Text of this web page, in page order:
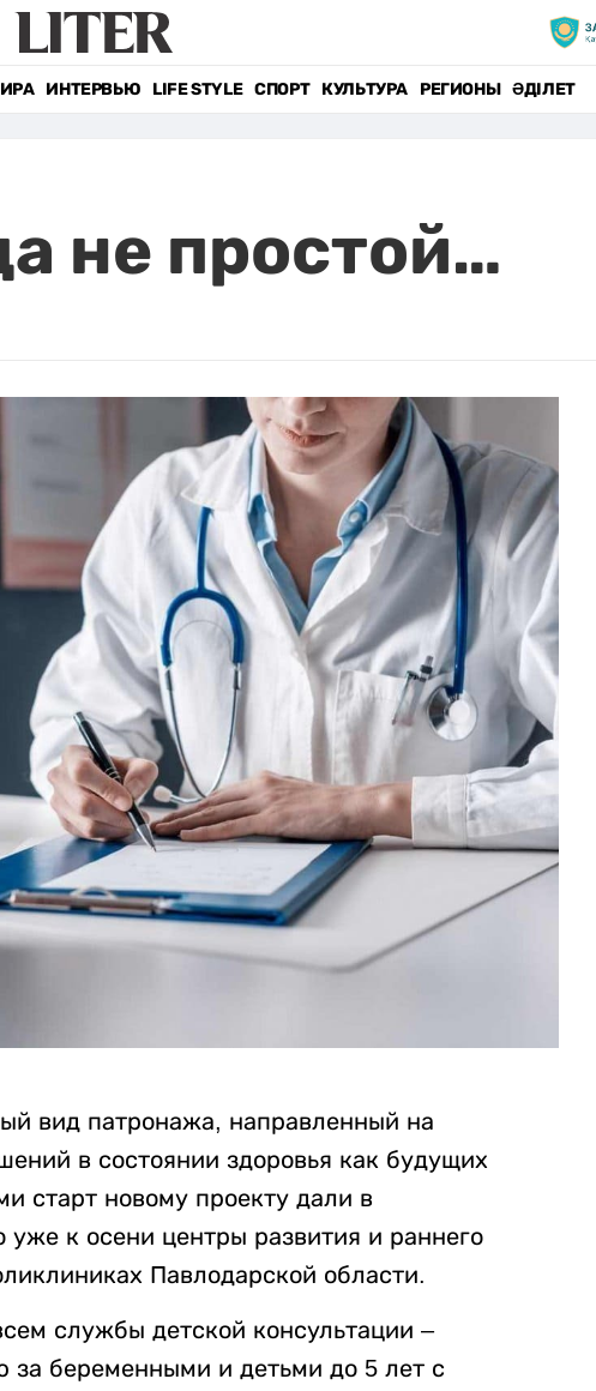
ИНТЕРВЬЮ LIFE STYLE СПОРТ КУЛЬТУРА РЕГИОНЫ ӘДІЛЕТ
не простой…
вид патронажа, направленный на
в состоянии здоровья как будущих
старт новому проекту дали в
к осени центры развития и раннего
Павлодарской области.
службы детской консультации –
беременными и детьми до 5 лет с